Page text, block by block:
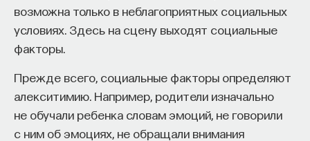
возможна только в неблагоприятных социальных
условиях. Здесь на сцену выходят социальные
факторы.
Прежде всего, социальные факторы определяют
алекситимию. Например, родители изначально
не обучали ребенка словам эмоций, не говорили
с ним об эмоциях, не обращали внимания
Что такое партнёрский материал?